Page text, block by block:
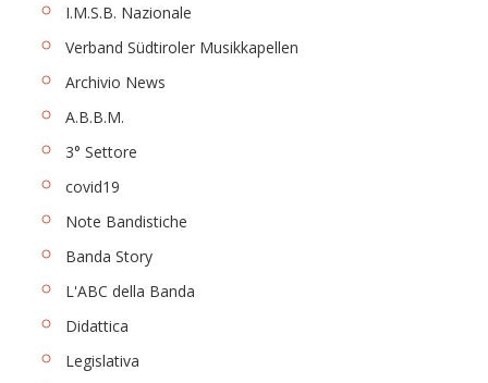
I.M.S.B. Nazionale
Verband Südtiroler Musikkapellen
Archivio News
A.B.B.M.
3° Settore
covid19
Note Bandistiche
Banda Story
L'ABC della Banda
Didattica
Legislativa